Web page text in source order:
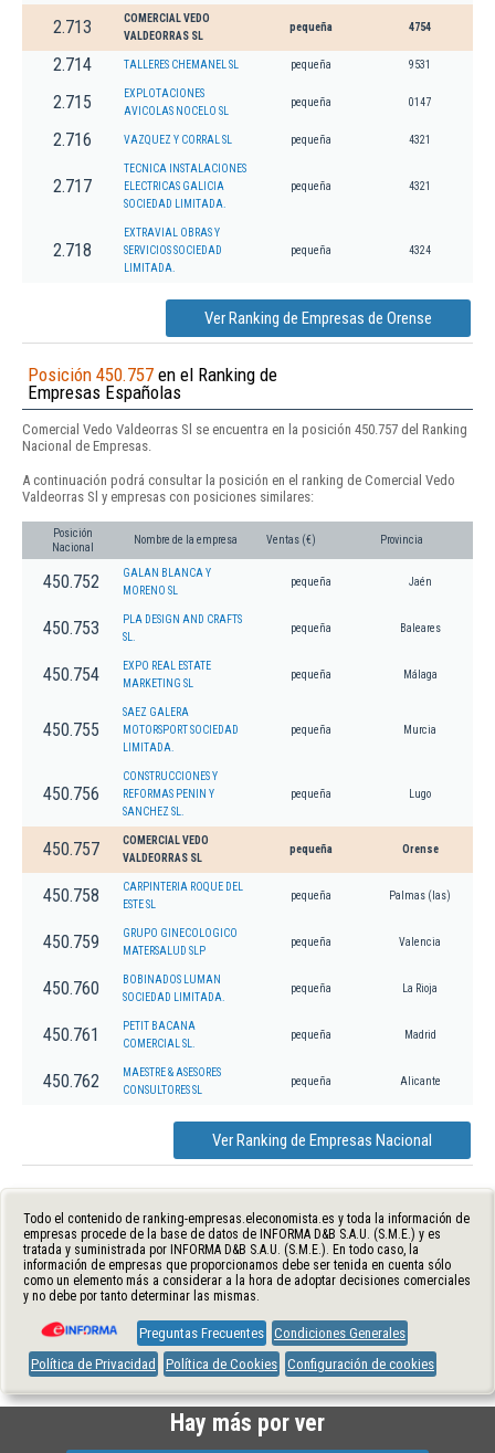
2.713
COMERCIAL VEDO
VALDEORRAS SL
pequeña 4754
2.714 TALLERES CHEMANEL SL pequeña 9531
2.715
EXPLOTACIONES
AVICOLAS NOCELO SL
pequeña 0147
2.716 VAZQUEZ Y CORRAL SL pequeña 4321
2.717
TECNICA INSTALACIONES
ELECTRICAS GALICIA
SOCIEDAD LIMITADA.
pequeña 4321
2.718
EXTRAVIAL OBRAS Y
SERVICIOS SOCIEDAD
LIMITADA.
pequeña 4324
Ver Ranking de Empresas de Orense
Posición 450.757 en el Ranking de
Empresas Españolas
Comercial Vedo Valdeorras Sl se encuentra en la posición 450.757 del Ranking
Nacional de Empresas.
A continuación podrá consultar la posición en el ranking de Comercial Vedo
Valdeorras Sl y empresas con posiciones similares:
Posición
Nacional
Nombre de la empresa Ventas (€) Provincia
450.752
GALAN BLANCA Y
MORENO SL
pequeña Jaén
450.753
PLA DESIGN AND CRAFTS
SL.
pequeña Baleares
450.754
EXPO REAL ESTATE
MARKETING SL
pequeña Málaga
450.755
SAEZ GALERA
MOTORSPORT SOCIEDAD
LIMITADA.
pequeña Murcia
450.756
CONSTRUCCIONES Y
REFORMAS PENIN Y
SANCHEZ SL.
pequeña Lugo
450.757
COMERCIAL VEDO
VALDEORRAS SL
pequeña Orense
450.758
CARPINTERIA ROQUE DEL
ESTE SL
pequeña Palmas (las)
450.759
GRUPO GINECOLOGICO
MATERSALUD SLP
pequeña Valencia
450.760
BOBINADOS LUMAN
SOCIEDAD LIMITADA.
pequeña La Rioja
450.761
PETIT BACANA
COMERCIAL SL.
pequeña Madrid
450.762
MAESTRE & ASESORES
CONSULTORES SL
pequeña Alicante
Ver Ranking de Empresas Nacional
Todo el contenido de ranking-empresas.eleconomista.es y toda la información de
empresas procede de la base de datos de INFORMA D&B S.A.U. (S.M.E.) y es
tratada y suministrada por INFORMA D&B S.A.U. (S.M.E.). En todo caso, la
información de empresas que proporcionamos debe ser tenida en cuenta sólo
como un elemento más a considerar a la hora de adoptar decisiones comerciales
y no debe por tanto determinar las mismas.
Preguntas Frecuentes Condiciones Generales
Política de Privacidad
Política de Cookies Configuración de cookies
Hay más por ver